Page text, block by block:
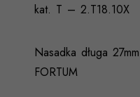
kat. T – 2.T18.10X
Nasadka długa
FORTUM